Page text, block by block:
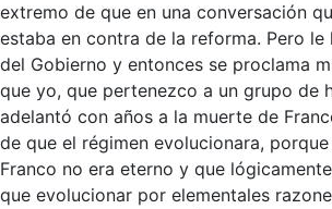
extremo de que en una conversación
estaba en contra de la reforma. Pero le
del Gobierno y entonces se proclama
que yo, que pertenezco a un grupo de
adelantó con años a la muerte de
de que el régimen evolucionara,
Franco no era eterno y que
que evolucionar por elementales